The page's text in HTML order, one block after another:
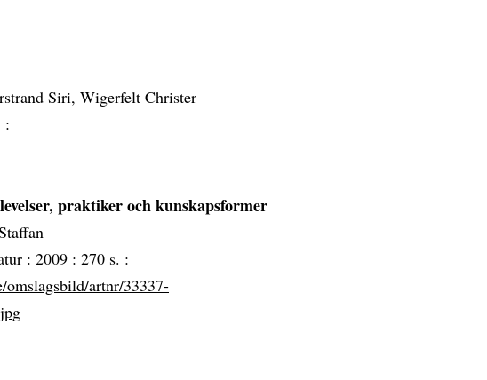
Siri, Wigerfelt Christer
:
praktiker och kunskapsformer
: 2009 : 270 s. :
artnr/33337-